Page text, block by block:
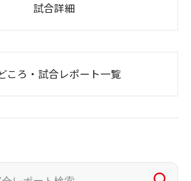
試合詳細
ころ・試合レポート一覧